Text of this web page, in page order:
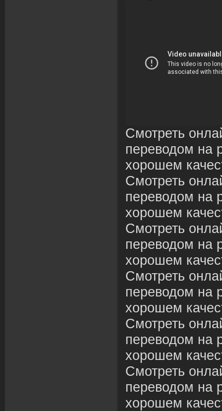
Смотреть
переводом на
хорошем
Смотреть
переводом на
хорошем
Смотреть
переводом на
хорошем
Смотреть
переводом на
хорошем
Смотреть
переводом на
хорошем
Смотреть
переводом на
хорошем